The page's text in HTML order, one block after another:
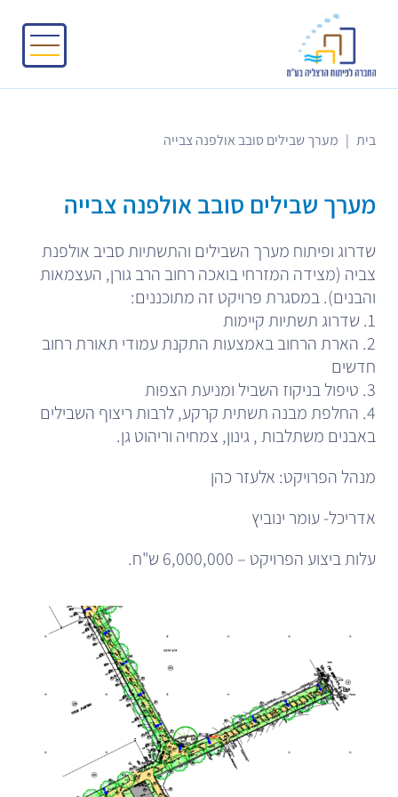
בית | מערך שבילים סובב אולפנה צבייה
מערך שבילים סובב אולפנה צבייה
שדרוג ופיתוח מערך השבילים והתשתיות סביב אולפנת
צביה (מצידה המזרחי בואכה רחוב הרב גורן, העצמאות
והבנים). במסגרת פרויקט זה מתוכננים:
1. שדרוג תשתיות קיימות
2. הארת הרחוב באמצעות התקנת עמודי תאורת רחוב
חדשים
3. טיפול בניקוז השביל ומניעת הצפות
4. החלפת מבנה תשתית קרקע, לרבות ריצוף השבילים
באבנים משתלבות , גינון, צמחיה וריהוט גן.
מנהל הפרויקט: אלעזר כהן
אדריכל- עומר ינוביץ
עלות ביצוע הפרויקט – 6,000,000 ש"ח.